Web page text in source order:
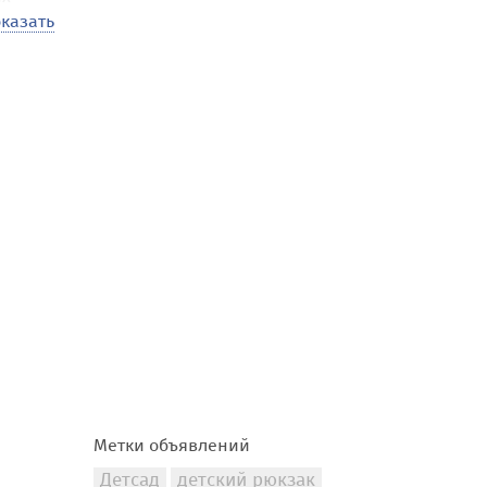
Метки объявлений
Детсад детский рюкзак